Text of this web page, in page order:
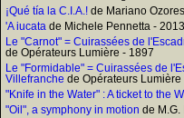
¡Qué tía la C.I.A.! de Mariano
'A iucata de Michele Pennetta - 2013
Le "Carnot" = Cuirassées de
de Opérateurs Lumière - 1897
Le "Formidable" = Cuirassées de
Villefranche de Opérateurs Lumière
"Knife in the Water" : A ticket to the
"Oil", a symphony in motion de M.G.